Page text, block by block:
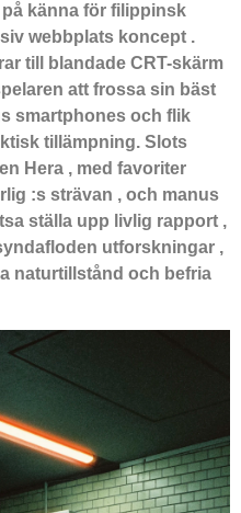
känna för filippinsk
webbplats koncept .
till blandade CRT-skärm
att frossa sin bäst
smartphones och flik
tillämpning. Slots
Hera , med favoriter
:s strävan , och manus
ställa upp livlig rapport ,
utforskningar ,
naturtillstånd och befria